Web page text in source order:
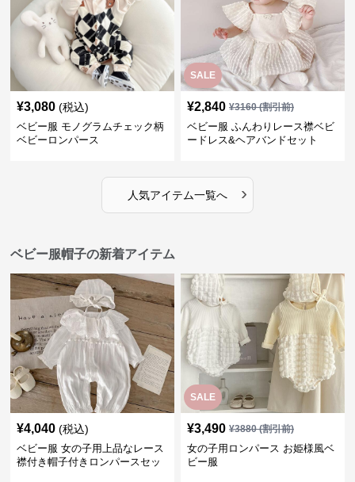
¥3,080 (税込)
ベビー服 モノグラムチェック柄
ベビーロンパース
SALE
¥2,840 ¥3160(割引前)
ベビー服 ふんわりレース襟ベビ
ードレス&ヘアバンドセット
人気アイテム一覧へ ›
ベビー服帽子の新着アイテム
¥4,040 (税込)
ベビー服 女の子用上品なレース
襟付き帽子付きロンパースセッ
SALE
¥3,490 ¥3880(割引前)
女の子用ロンパース お姫様風ベ
ビー服